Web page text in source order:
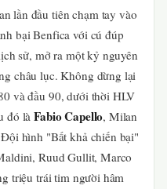
lần đầu tiên chạm tay vào
bại Benfica với cú đúp
sử, mở ra một kỷ nguyên
châu lục. Không dừng lại
và đầu 90, dưới thời HLV
đó làFabio Capello, Milan
hình "Bất khả chiến bại"
Ruud Gullit, Marco
triệu trái tim người hâm